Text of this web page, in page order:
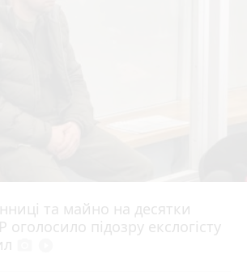
та майно на десятки
оголосило підозру екслогісту